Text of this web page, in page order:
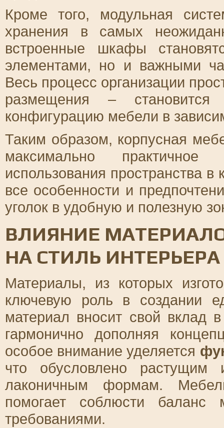
Кроме того, модульная
хранения в самых
встроенные шкафы
элементами, но и важными
Весь процесс организации
размещения –
конфигурацию мебели в
Таким образом, корпусная
максимально
использования пространства в
все особенности и
уголок в удобную и полезную
ВЛИЯНИЕ
НА СТИЛЬ ИНТЕРЬЕРА
Материалы, из которых
ключевую роль в создании
материал вносит свой вклад
гармонично дополняя
особое внимание уделяется
что обусловлено
лаконичным формам.
помогает соблюсти баланс
требованиями.